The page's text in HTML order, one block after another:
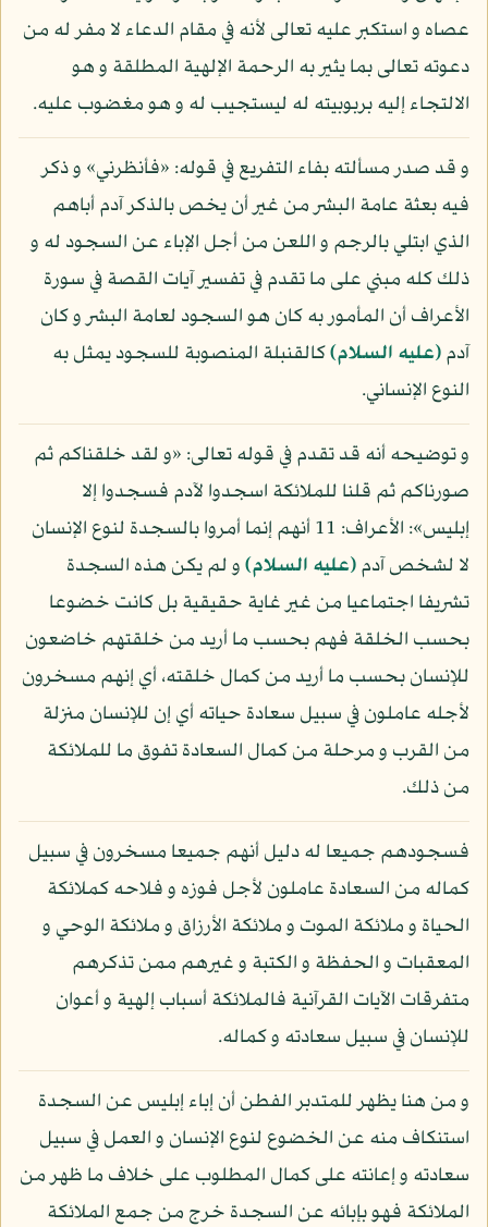
عصاه و استكبر عليه تعالى لأنه في مقام الدعاء لا مفر له من
دعوته تعالى بما يثير به الرحمة الإلهية المطلقة و هو
الالتجاء إليه بربوبيته له ليستجيب له و هو مغضوب عليه.
و قد صدر مسألته بفاء التفريع في قوله: «فأنظرني» و ذكر
فيه بعثة عامة البشر من غير أن يخص بالذكر آدم أباهم
الذي ابتلي بالرجم و اللعن من أجل الإباء عن السجود له و
ذلك كله مبني على ما تقدم في تفسير آيات القصة في سورة
الأعراف أن المأمور به كان هو السجود لعامة البشر و كان
آدم(عليه السلام)كالقنبلة المنصوبة للسجود يمثل به
النوع الإنساني.
و توضيحه أنه قد تقدم في قوله تعالى: «و لقد خلقناكم ثم
صورناكم ثم قلنا للملائكة اسجدوا لآدم فسجدوا إلا
إبليس»: الأعراف: 11 أنهم إنما أمروا بالسجدة لنوع الإنسان
لا لشخص آدم(عليه السلام)و لم يكن هذه السجدة
تشريفا اجتماعيا من غير غاية حقيقية بل كانت خضوعا
بحسب الخلقة فهم بحسب ما أريد من خلقتهم خاضعون
للإنسان بحسب ما أريد من كمال خلقته، أي إنهم مسخرون
لأجله عاملون في سبيل سعادة حياته أي إن للإنسان منزلة
من القرب و مرحلة من كمال السعادة تفوق ما للملائكة
من ذلك.
فسجودهم جميعا له دليل أنهم جميعا مسخرون في سبيل
كماله من السعادة عاملون لأجل فوزه و فلاحه كملائكة
الحياة و ملائكة الموت و ملائكة الأرزاق و ملائكة الوحي و
المعقبات و الحفظة و الكتبة و غيرهم ممن تذكرهم
متفرقات الآيات القرآنية فالملائكة أسباب إلهية و أعوان
للإنسان في سبيل سعادته و كماله.
و من هنا يظهر للمتدبر الفطن أن إباء إبليس عن السجدة
استنكاف منه عن الخضوع لنوع الإنسان و العمل في سبيل
سعادته و إعانته على كمال المطلوب على خلاف ما ظهر من
الملائكة فهو بإبائه عن السجدة خرج من جمع الملائكة